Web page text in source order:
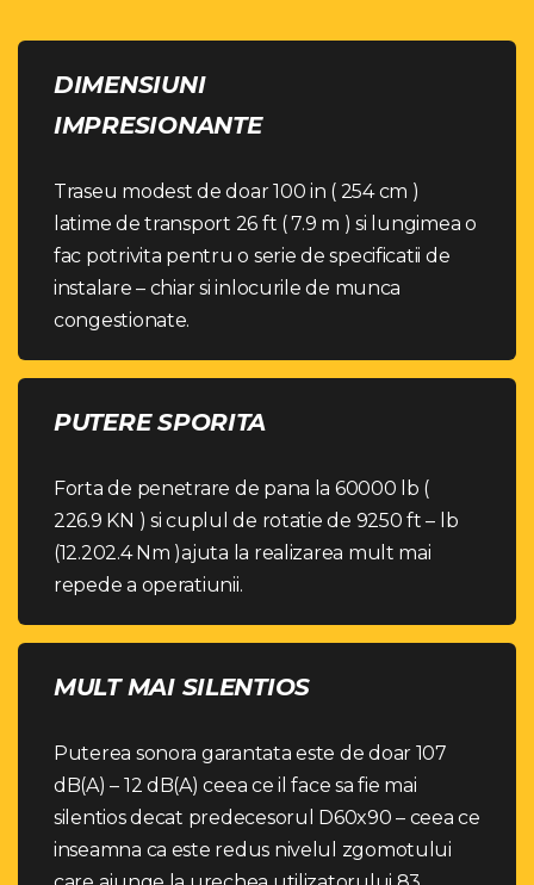
DIMENSIUNI
IMPRESIONANTE
Traseu modest de doar 100 in ( 254 cm )
latime de transport 26 ft ( 7.9 m ) si lungimea o
fac potrivita pentru o serie de specificatii de
instalare – chiar si inlocurile de munca
congestionate.
PUTERE SPORITA
Forta de penetrare de pana la 60000 lb (
226.9 KN ) si cuplul de rotatie de 9250 ft – lb
(12.202.4 Nm )ajuta la realizarea mult mai
repede a operatiunii.
MULT MAI SILENTIOS
Puterea sonora garantata este de doar 107
dB(A) – 12 dB(A) ceea ce il face sa fie mai
silentios decat predecesorul D60x90 – ceea ce
inseamna ca este redus nivelul zgomotului